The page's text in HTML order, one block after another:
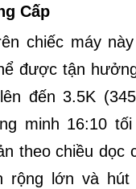
Cấp
chiếc máy
được tận
đến 3.5K
minh 16:10
theo chiều dọc
rộng lớn và